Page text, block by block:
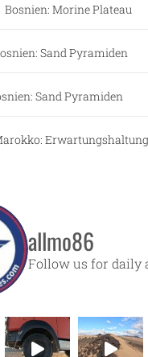
Bosnien: Morine Plateau
Sand Pyramiden
Sand Pyramiden
Erwartungshaltung
allmo86
Follow us for daily